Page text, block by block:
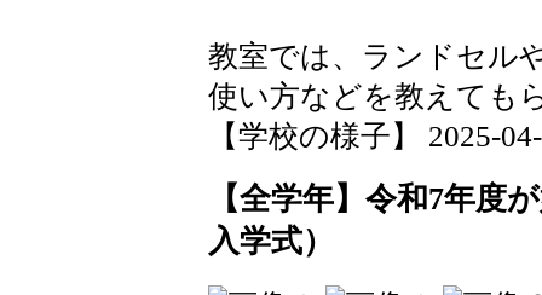
教室では、ランドセル
使い方などを教えても
【学校の様子】 2025-
【全学年】令和7年度
入学式）